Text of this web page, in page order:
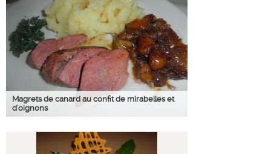
Magrets de canard au confit de mirabelles et
d'oignons